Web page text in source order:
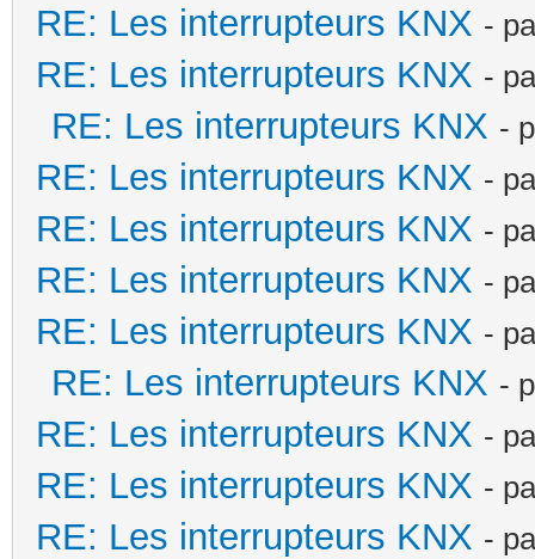
RE: Les interrupteurs KNX -
RE: Les interrupteurs KNX -
RE: Les interrupteurs KNX -
RE: Les interrupteurs KNX -
RE: Les interrupteurs KNX -
RE: Les interrupteurs KNX -
RE: Les interrupteurs KNX -
RE: Les interrupteurs KNX -
RE: Les interrupteurs KNX -
RE: Les interrupteurs KNX -
RE: Les interrupteurs KNX -